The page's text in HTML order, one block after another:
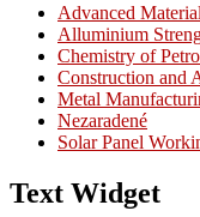
Advanced
Alluminium
Chemistry of
Construction and
Metal
Nezaradené
Solar Panel
Text Widget